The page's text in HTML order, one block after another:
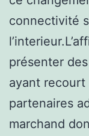
connectivité
présenter
ayant
partenaires
marchand